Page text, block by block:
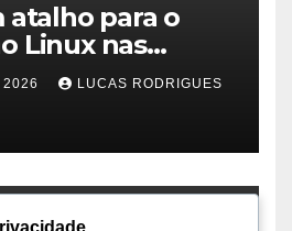
atalho para o
Linux nas
ubuntu e
2026 LUCAS RODRIGUES